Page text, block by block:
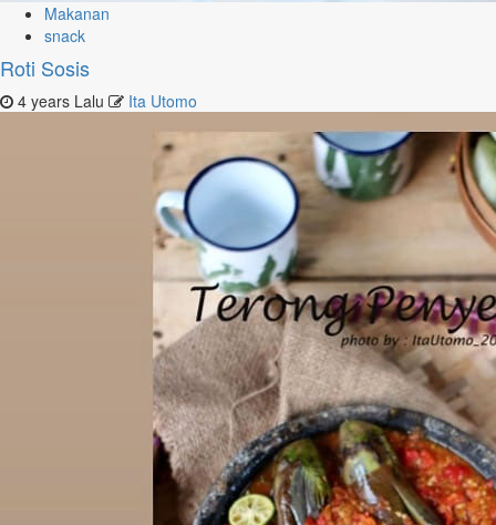
Makanan
snack
Roti Sosis
4 years Lalu Ita Utomo